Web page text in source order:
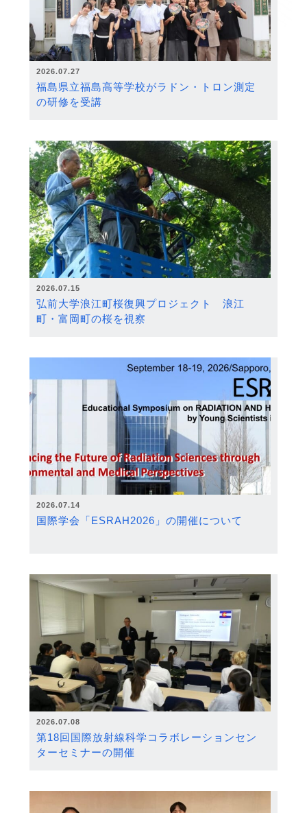
2026.07.27
福島県立福島高等学校がラドン・トロン測定
の研修を受講
2026.07.15
弘前大学浪江町桜復興プロジェクト 浪江
町・富岡町の桜を視察
2026.07.14
国際学会「ESRAH2026」の開催について
2026.07.08
第18回国際放射線科学コラボレーションセン
ターセミナーの開催